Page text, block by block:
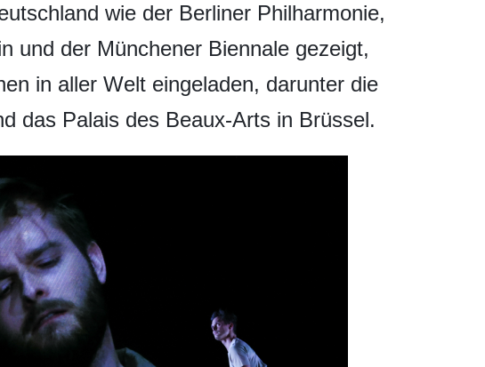
wie der Berliner Philharmonie,
und der Münchener Biennale gezeigt,
in aller Welt eingeladen, darunter die
das Palais des Beaux-Arts in Brüssel.